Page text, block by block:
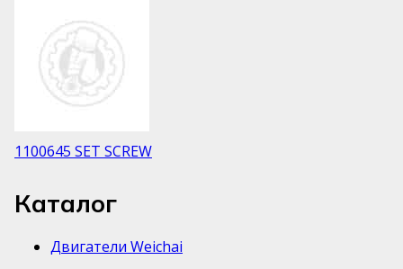
1100645 SET SCREW
Каталог
Двигатели Weichai